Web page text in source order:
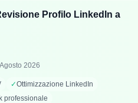
Profilo LinkedIn a
2026
✓Ottimizzazione LinkedIn
professionale
Classifica Aziende
Mappa Stipendi Italia